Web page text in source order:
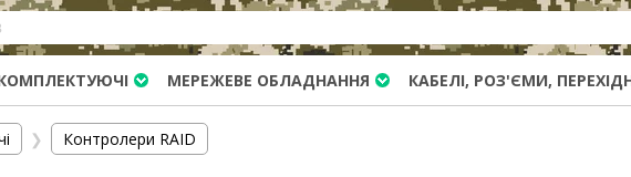
МЕРЕЖЕВЕ ОБЛАДНАННЯ КАБЕЛІ, РОЗ'ЄМИ,
❯ Контролери RAID